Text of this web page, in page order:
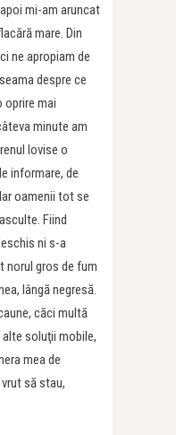
mi-am aruncat
mare. Din
ne apropiam de
despre ce
oprire mai
minute am
lovise o
informare, de
oamenii tot se
Fiind
ni s-a
norul gros de fum
lângă negresă.
căci multă
soluţii mobile,
mea de
să stau,